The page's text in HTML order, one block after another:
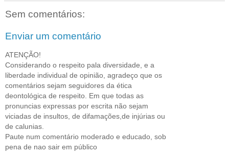
Sem comentários:
Enviar um comentário
ATENÇÃO!
Considerando o respeito pala diversidade, e a
liberdade individual de opinião, agradeço que os
comentários sejam seguidores da ética
deontológica de respeito. Em que todas as
pronuncias expressas por escrita não sejam
viciadas de insultos, de difamações,de injúrias ou
de calunias.
Paute num comentário moderado e educado, sob
pena de nao sair em público